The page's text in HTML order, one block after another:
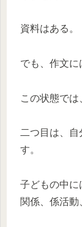
資料はある。
でも、作文に
この状態では
二つ目は、
す。
子どもの中に
関係、係活動